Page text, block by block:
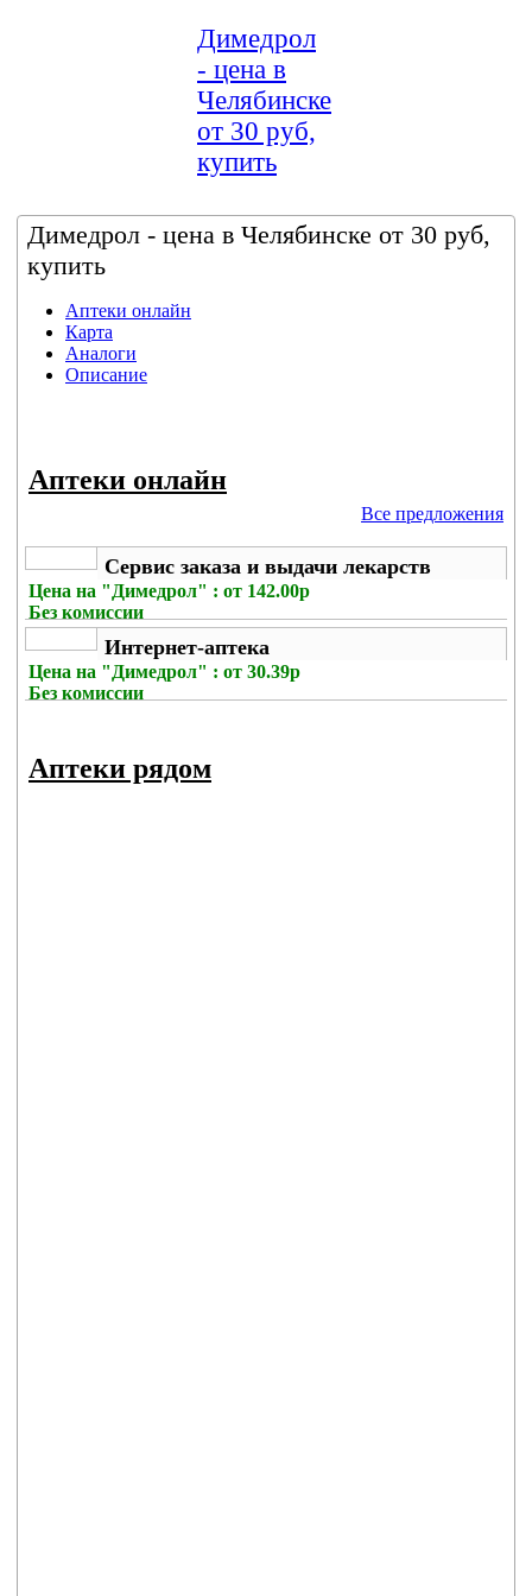
Димедрол
- цена в
Челябинске
от 30 руб,
купить
Димедрол - цена в Челябинске от 30 руб,
купить
Аптеки онлайн
Карта
Аналоги
Описание
Аптеки онлайн
Все предложения
Сервис заказа и выдачи лекарств
Цена на "Димедрол" : от 142.00р
Без комиссии
Интернет-аптека
Цена на "Димедрол" : от 30.39р
Без комиссии
Аптеки рядом